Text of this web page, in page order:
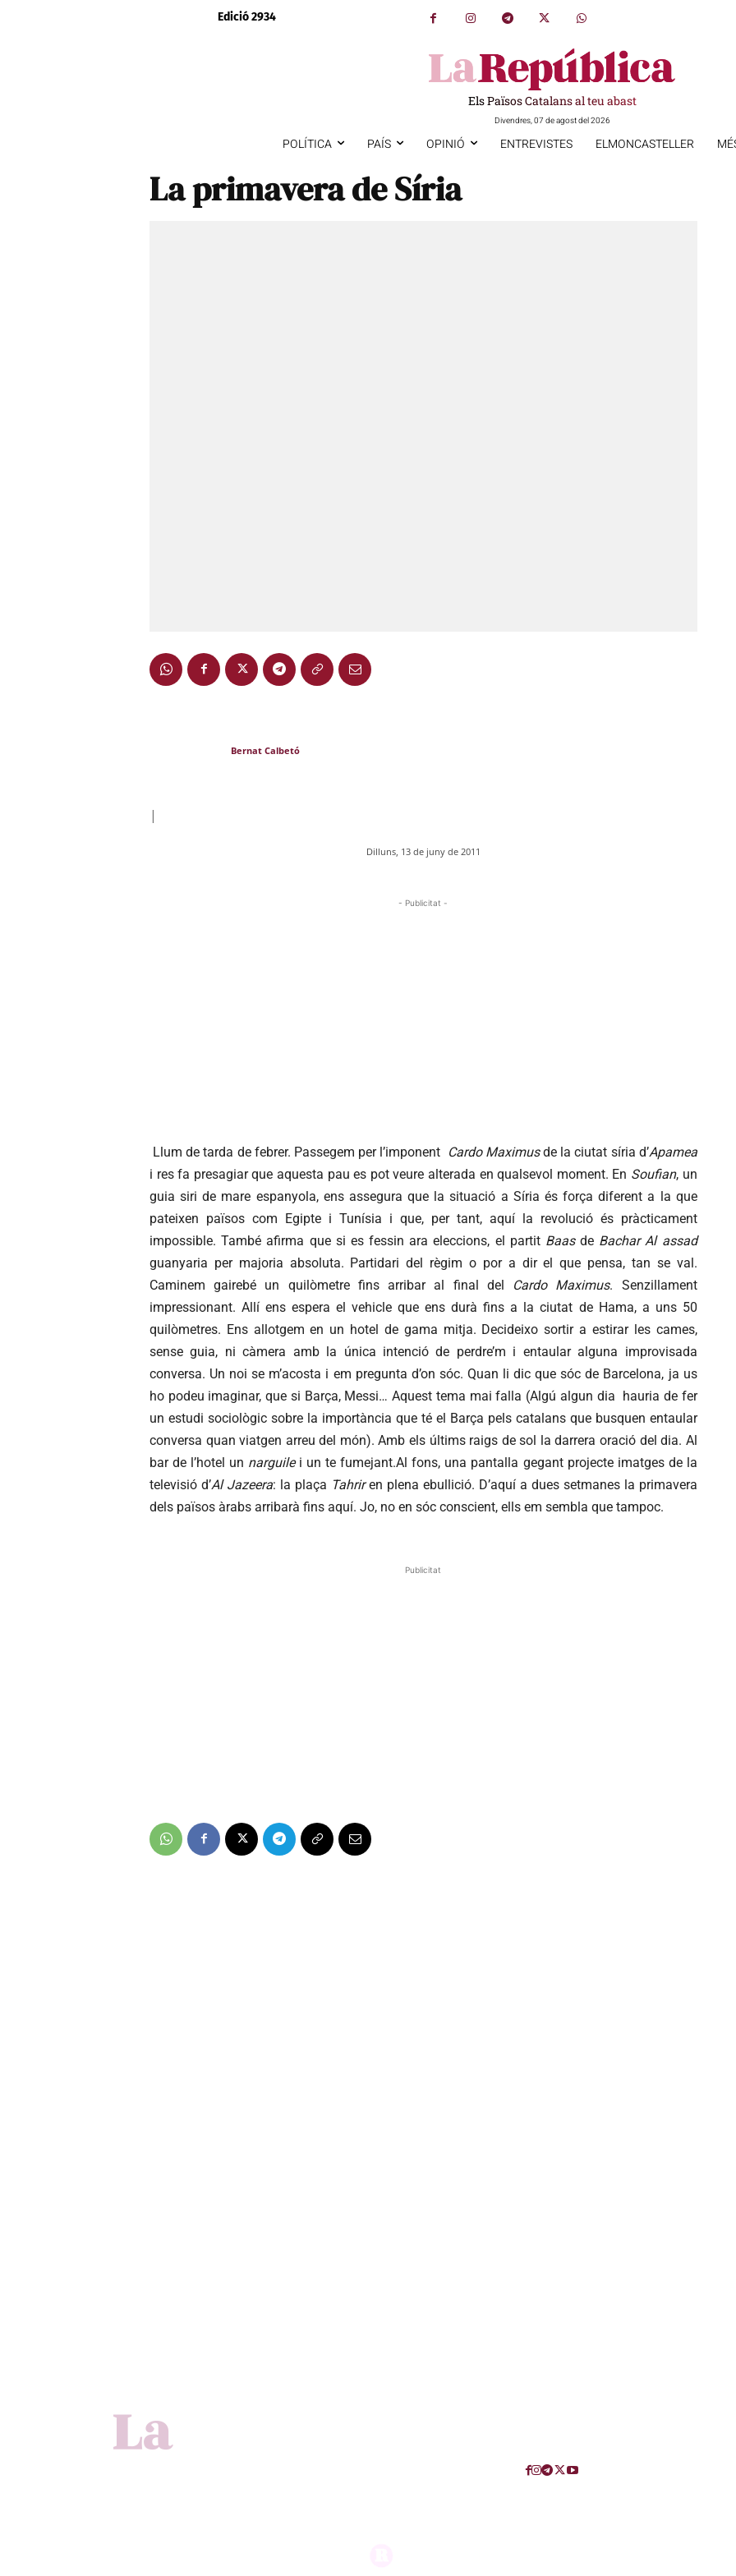
Edició 2934
Els Països Catalans al teu abast
Divendres, 07 de agost del 2026
POLÍTICA PAÍS OPINIÓ ENTREVISTES ELMONCASTELLER
La primavera de Síria
Bernat Calbetó
|
Dilluns, 13 de juny de 2011
- Publicitat -
Llum de tarda de febrer. Passegem per l’imponent Cardo Maximusde la ciutat síria d’Apamea
i res fa presagiar que aquesta pau es pot veure alterada en qualsevol moment. En Soufian, un
guia siri de mare espanyola, ens assegura que la situació a Síria és força diferent a la que
pateixen països com Egipte i Tunísia i que, per tant, aquí la revolució és pràcticament
impossible. També afirma que si es fessin ara eleccions, el partit Baasde Bachar Al assad
guanyaria per majoria absoluta. Partidari del règim o por a dir el que pensa, tan se val.
Caminem gairebé un quilòmetre fins arribar al final del Cardo Maximus. Senzillament
impressionant. Allí ens espera el vehicle que ens durà fins a la ciutat de Hama, a uns 50
quilòmetres. Ens allotgem en un hotel de gama mitja. Decideixo sortir a estirar les cames,
sense guia, ni càmera amb la única intenció de perdre’m i entaular alguna improvisada
conversa. Un noi se m’acosta i em pregunta d’on sóc. Quan li dic que sóc de Barcelona, ja us
ho podeu imaginar, que si Barça, Messi… Aquest tema mai falla (Algú algun dia hauria de fer
un estudi sociològic sobre la importància que té el Barça pels catalans que busquen entaular
conversa quan viatgen arreu del món). Amb els últims raigs de sol la darrera oració del dia. Al
bar de l’hotel un narguilei un te fumejant.Al fons, una pantalla gegant projecte imatges de la
televisió d’Al Jazeera: la plaça Tahriren plena ebullició. D’aquí a dues setmanes la primavera
dels països àrabs arribarà fins aquí. Jo, no en sóc conscient, ells em sembla que tampoc.
Publicitat